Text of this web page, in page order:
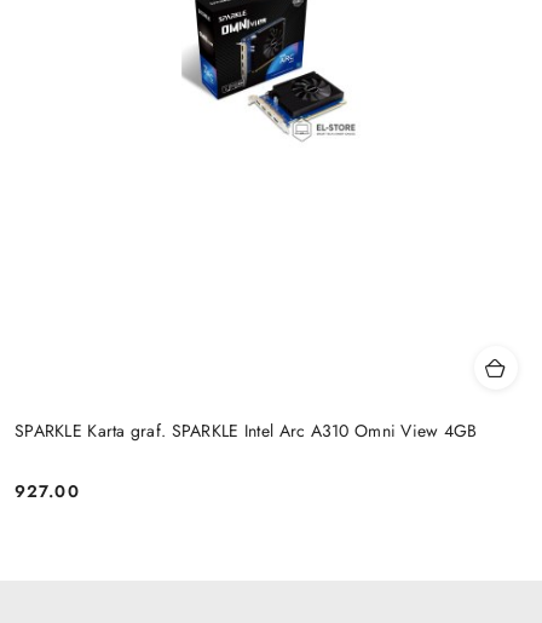
SPARKLE Karta graf. SPARKLE Intel Arc A310 Omni View 4GB
Cena:
927.00